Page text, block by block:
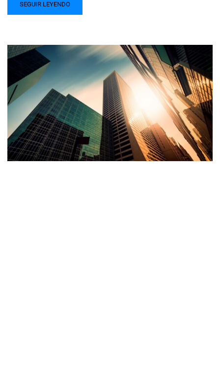
SEGUIR LEYENDO